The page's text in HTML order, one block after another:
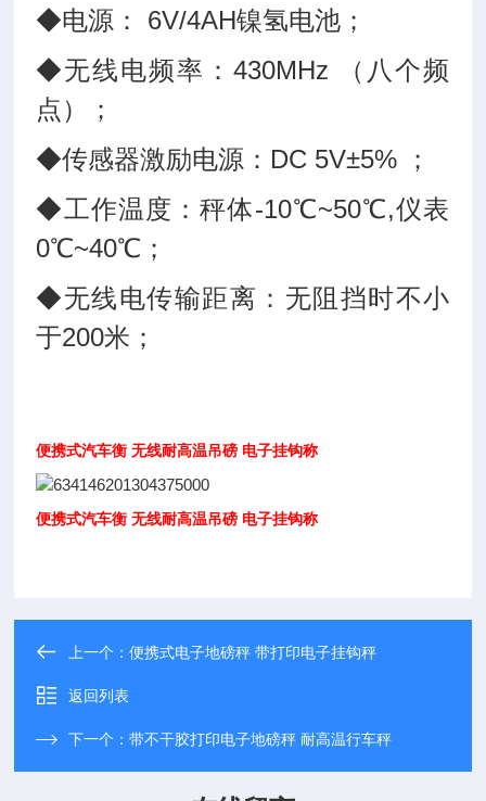
◆电源： 6V/4AH镍氢电池；
◆无线电频率：430MHz （八个频
点）；
◆传感器激励电源：DC 5V±5% ；
◆工作温度：秤体-10℃~50℃,仪表
0℃~40℃；
◆无线电传输距离：无阻挡时不小
于200米；
便携式汽车衡 无线耐高温吊磅 电子挂钩称
便携式汽车衡 无线耐高温吊磅 电子挂钩称
上一个：便携式电子地磅秤 带打印电子挂钩秤
返回列表
下一个：带不干胶打印电子地磅秤 耐高温行车秤